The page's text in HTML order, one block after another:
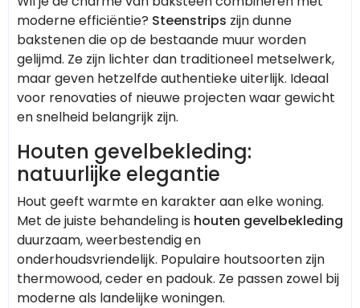
moderne efficiëntie? Steenstrips zijn dunne
bakstenen die op de bestaande muur worden
gelijmd. Ze zijn lichter dan traditioneel metselwerk,
maar geven hetzelfde authentieke uiterlijk. Ideaal
voor renovaties of nieuwe projecten waar gewicht
en snelheid belangrijk zijn.
Houten gevelbekleding:
natuurlijke elegantie
Hout geeft warmte en karakter aan elke woning.
Met de juiste behandeling is houten gevelbekleding
duurzaam, weerbestendig en
onderhoudsvriendelijk. Populaire houtsoorten zijn
thermowood, ceder en padouk. Ze passen zowel bij
moderne als landelijke woningen.